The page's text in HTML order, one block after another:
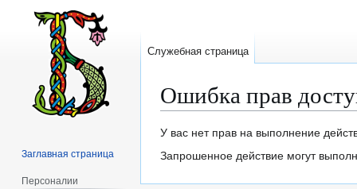
Ошибка прав
Перейти
к
Перейти
к
У вас нет прав на выполнение
Запрошенное действие могут
Служебная страница
Заглавная страница
Персоналии